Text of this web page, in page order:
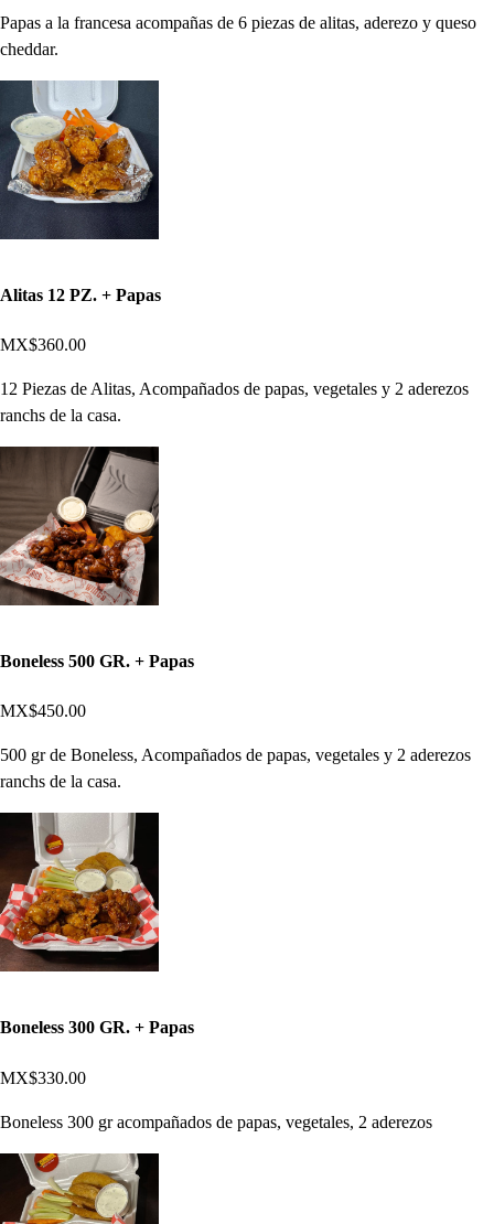
Papas a la francesa acompañas de 6 piezas de alitas, aderezo y queso
cheddar.
Alitas 12 PZ. + Papas
MX$360.00
12 Piezas de Alitas, Acompañados de papas, vegetales y 2 aderezos
ranchs de la casa.
Boneless 500 GR. + Papas
MX$450.00
500 gr de Boneless, Acompañados de papas, vegetales y 2 aderezos
ranchs de la casa.
Boneless 300 GR. + Papas
MX$330.00
Boneless 300 gr acompañados de papas, vegetales, 2 aderezos